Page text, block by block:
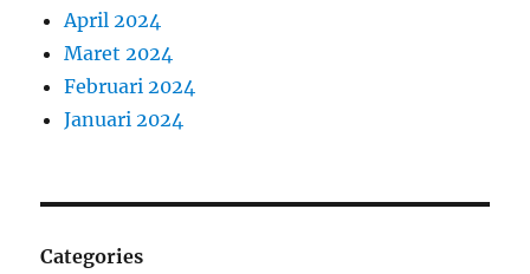
April 2024
Maret 2024
Februari 2024
Januari 2024
Categories